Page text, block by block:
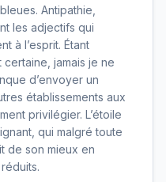
Antipathie,
les adjectifs qui
à l’esprit. Étant
jamais je ne
d’envoyer un
établissements aux
privilégier. L’étoile
qui malgré toute
de son mieux en